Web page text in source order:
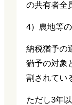
の共有者全
4）農地等
納税猶予の
猶予の対象
割されてい
ただし3年